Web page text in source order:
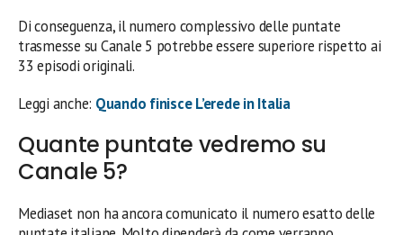
Di conseguenza, il numero complessivo delle puntate
trasmesse su Canale 5 potrebbe essere superiore rispetto ai
33 episodi originali.
Leggi anche: Quando finisce L’erede in Italia
Quante puntate vedremo su
Canale 5?
Mediaset non ha ancora comunicato il numero esatto delle